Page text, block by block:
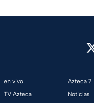
en vivo
TV Azteca
Azteca 7
Noticias